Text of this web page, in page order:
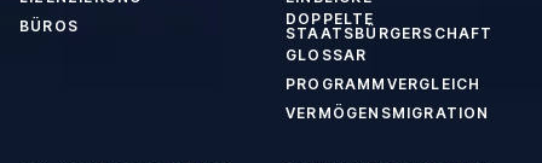
BÜROS
DOPPELTE
STAATSBÜRGERSCHAFT
GLOSSAR
PROGRAMMVERGLEICH
VERMÖGENSMIGRATION